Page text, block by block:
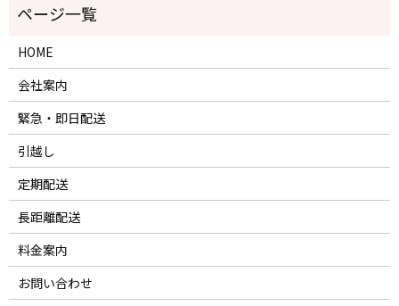
HOME
会社案内
緊急・即日配送
引越し
定期配送
長距離配送
料金案内
お問い合わせ